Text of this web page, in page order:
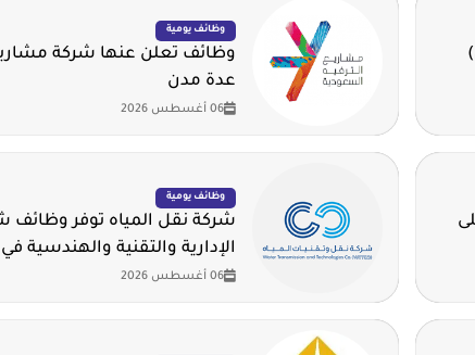
وظائف يومية
وظائف تعلن عنها شركة
عدة مدن
06 أغسطس 2026
وظائف يومية
شركة نقل المياه توفر
الإدارية والتقنية والهندسية
06 أغسطس 2026